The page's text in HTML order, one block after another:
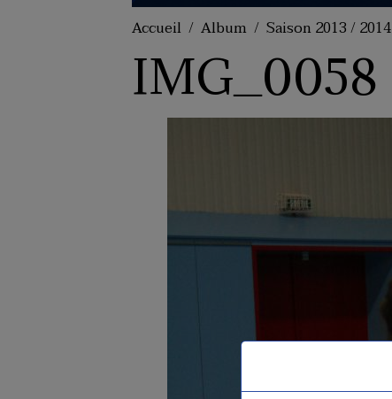
Accueil Album Saison 2013 / 2014
IMG_0058